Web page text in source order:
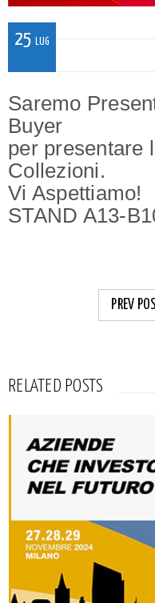
25 LUG
Saremo
Buyer
per presentare
Collezioni.
Vi Aspettiamo!
STAND A13-
PREV
RELATED POSTS